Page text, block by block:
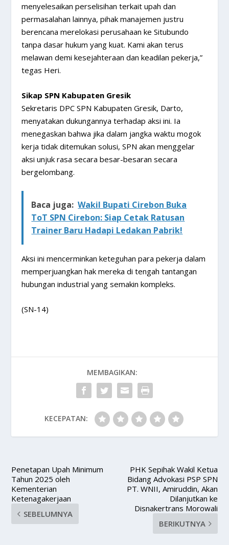
menyelesaikan perselisihan terkait upah dan
permasalahan lainnya, pihak manajemen justru
berencana merelokasi perusahaan ke Situbundo
tanpa dasar hukum yang kuat. Kami akan terus
melawan demi kesejahteraan dan keadilan pekerja,”
tegas Heri.
Sikap SPN Kabupaten Gresik
Sekretaris DPC SPN Kabupaten Gresik, Darto,
menyatakan dukungannya terhadap aksi ini. Ia
menegaskan bahwa jika dalam jangka waktu mogok
kerja tidak ditemukan solusi, SPN akan menggelar
aksi unjuk rasa secara besar-besaran secara
bergelombang.
Baca juga: Wakil Bupati Cirebon Buka
ToT SPN Cirebon: Siap Cetak Ratusan
Trainer Baru Hadapi Ledakan Pabrik!
Aksi ini mencerminkan keteguhan para pekerja dalam
memperjuangkan hak mereka di tengah tantangan
hubungan industrial yang semakin kompleks.
(SN-14)
MEMBAGIKAN:
KECEPATAN:
Penetapan Upah Minimum
Tahun 2025 oleh
Kementerian
Ketenagakerjaan
SEBELUMNYA
PHK Sepihak Wakil Ketua
Bidang Advokasi PSP SPN
PT. WNII, Amiruddin, Akan
Dilanjutkan ke
Disnakertrans Morowali
BERIKUTNYA